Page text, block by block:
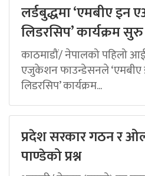
लर्डबुद्धमा ‘एमबीए इन
लिडरसिप’ कार्यक्रम सुरु
काठमाडौं/ नेपालको पहिलो
एजुकेशन फाउन्डेसनले ‘एमबीए
लिडरसिप’ कार्यक्रम...
प्रदेश सरकार गठन र
पाण्डेको प्रश्न